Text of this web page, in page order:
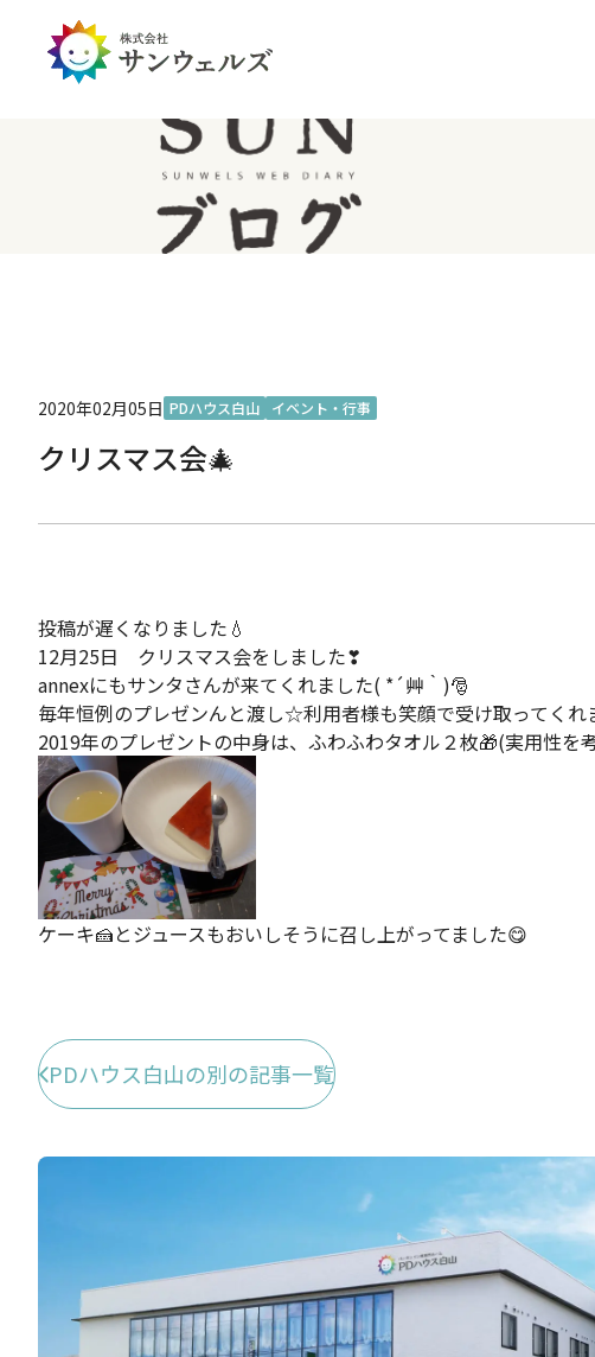
全国 PDハウス
北陸 介護生活のアイテム
企業情報トップ
サステナビリティ
投資家情報トップ
経営情報
2020年02月05日 PDハウス白山 イベント・行事
クリスマス会🎄
投稿が遅くなりました💧
12月25日 クリスマス会をしました❣
annexにもサンタさんが来てくれました( *´艸｀)🎅
毎年恒例のプレゼンんと渡し☆利用者様も笑顔で受け取ってくれ
2019年のプレゼントの中身は、ふわふわタオル２枚🎁(実用性
ケーキ🍰とジュースもおいしそうに召し上がってました😋
PDハウス白山の別の記事一覧